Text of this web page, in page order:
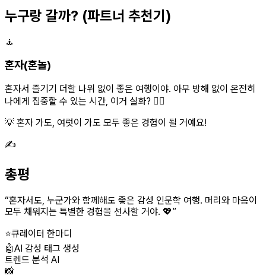
누구랑 갈까? (파트너 추천기)
🧘
혼자(혼놀)
혼자서 즐기기 더할 나위 없이 좋은 여행이야. 아무 방해 없이 온전히
나에게 집중할 수 있는 시간, 이거 실화? 🧘‍♀️
💡 혼자 가도, 여럿이 가도 모두 좋은 경험이 될 거예요!
✍️
총평
“혼자서도, 누군가와 함께해도 좋은 감성 인문학 여행. 머리와 마음이
모두 채워지는 특별한 경험을 선사할 거야. 💖”
⭐큐레이터 한마디
🤖AI 감성 태그 생성
트렌드 분석 AI
📸